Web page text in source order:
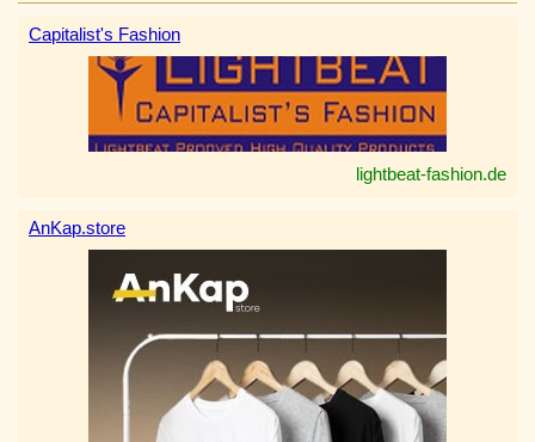
Capitalist's Fashion
lightbeat-fashion.de
AnKap.store